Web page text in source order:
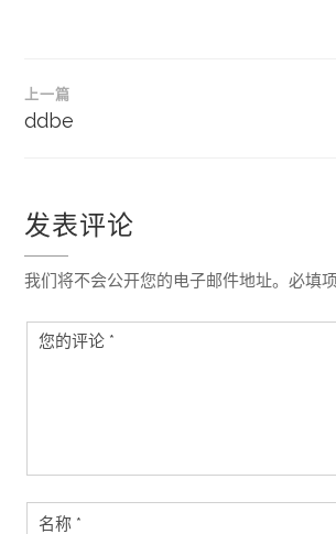
文
章
航
上一篇
ddbe
发表评论
我们将不会公开您的电子邮件地址。必填项